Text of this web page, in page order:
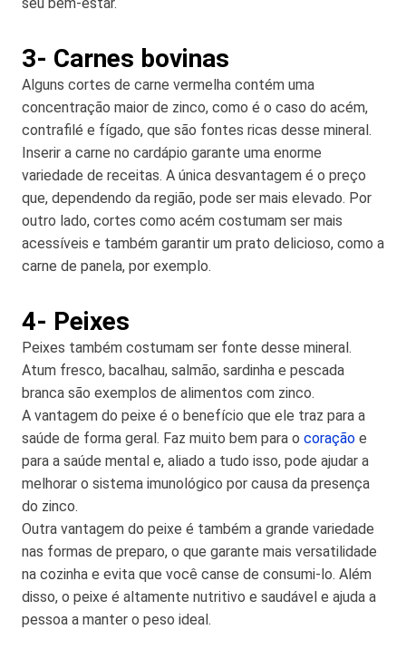
3- Carnes bovinas
Alguns cortes de carne vermelha contém uma
concentração maior de zinco, como é o caso do acém,
contrafilé e fígado, que são fontes ricas desse mineral.
Inserir a carne no cardápio garante uma enorme
variedade de receitas. A única desvantagem é o preço
que, dependendo da região, pode ser mais elevado. Por
outro lado, cortes como acém costumam ser mais
acessíveis e também garantir um prato delicioso, como a
carne de panela, por exemplo.
4- Peixes
Peixes também costumam ser fonte desse mineral.
Atum fresco, bacalhau, salmão, sardinha e pescada
branca são exemplos de alimentos com zinco.
A vantagem do peixe é o benefício que ele traz para a
saúde de forma geral. Faz muito bem para o coração e
para a saúde mental e, aliado a tudo isso, pode ajudar a
melhorar o sistema imunológico por causa da presença
do zinco.
Outra vantagem do peixe é também a grande variedade
nas formas de preparo, o que garante mais versatilidade
na cozinha e evita que você canse de consumi-lo. Além
disso, o peixe é altamente nutritivo e saudável e ajuda a
pessoa a manter o peso ideal.